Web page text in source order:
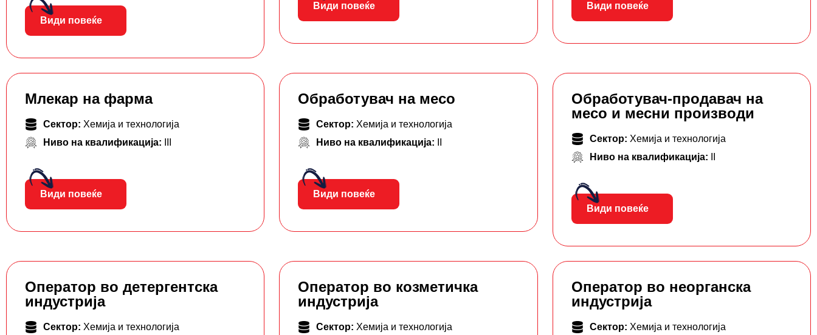
Види повеќе
Види повеќе Види повеќе
Млекар на фарма
Сектор: Хемија и технологија
Ниво на квалификација:
Види повеќе
Обработувач на месо
Сектор: Хемија и технологија
Ниво на квалификација:
Види повеќе
Обработувач-продавач на
месо и месни производи
Сектор: Хемија и технологија
Ниво на квалификација:
Види повеќе
Оператор во детергентска
индустрија
Сектор: Хемија и технологија
Оператор во козметичка
индустрија
Сектор: Хемија и технологија
Оператор во неорганска
индустрија
Сектор: Хемија и технологија